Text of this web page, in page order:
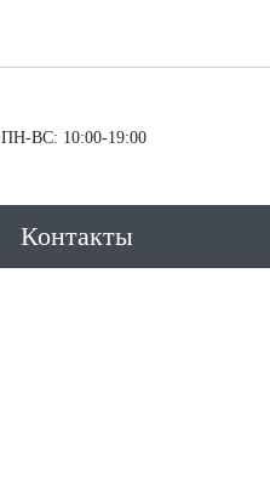
ПН-ВС: 10:00-19:00
Контакты